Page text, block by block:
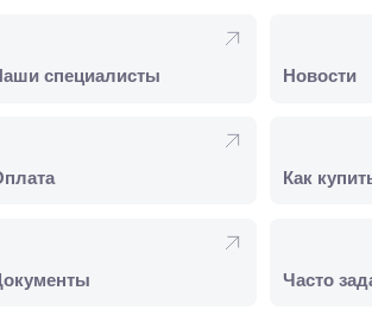
специалисты Новости
Как
Часто